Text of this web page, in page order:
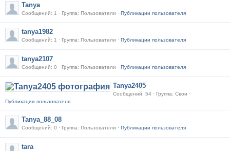
Tanya
Сообщений: 1 · Группа: Пользователи · Публикации пользователя
tanya1982
Сообщений: 1 · Группа: Пользователи · Публикации пользователя
tanya2107
Сообщений: 0 · Группа: Пользователи · Публикации пользователя
Tanya2405
Сообщений: 54 · Группа: Свои ·
Публикации пользователя
Tanya_88_08
Сообщений: 0 · Группа: Пользователи · Публикации пользователя
tara